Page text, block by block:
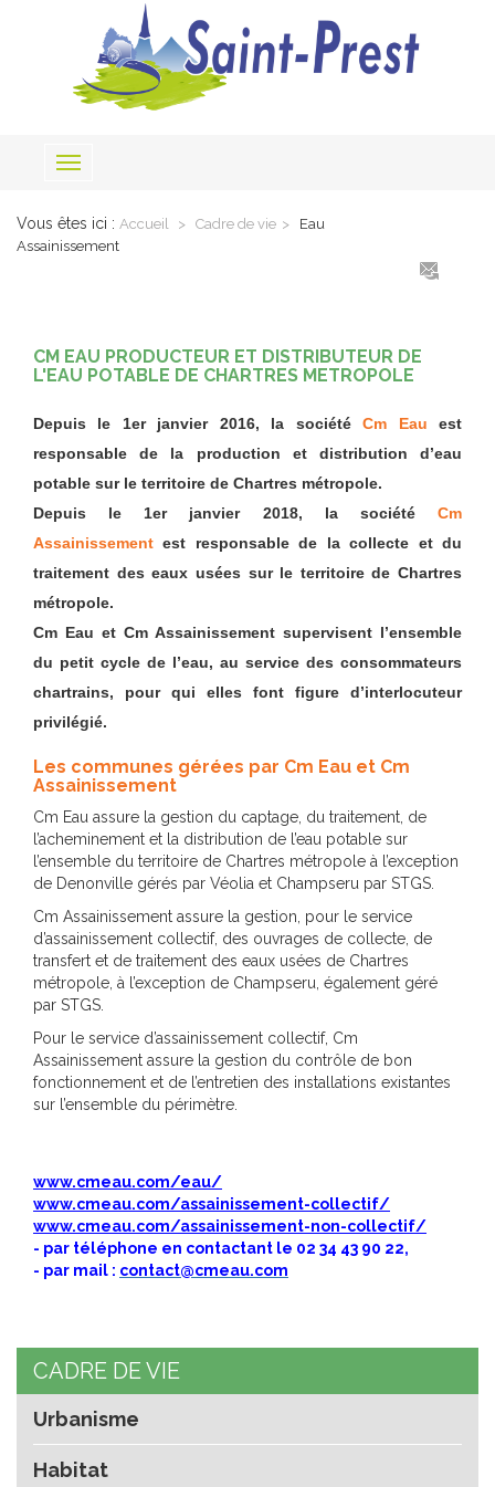
Toggle
Vous êtes ici : Accueil Cadre de vie
Eau
Assainissement
CM EAU PRODUCTEUR ET DISTRIBUTEUR DE
L'EAU POTABLE DE CHARTRES METROPOLE
Depuis le 1er janvier 2016, la sociétéCm Eauest
responsable de la production et distribution d’eau
potable sur le territoire de Chartres métropole.
Depuis le 1er janvier 2018, la société Cm
Assainissement est responsable de la collecte et du
traitement des eaux usées sur le territoire de Chartres
métropole.
Cm Eau et Cm Assainissement supervisent l’ensemble
du petit cycle de l’eau, au service des consommateurs
chartrains, pour qui elles font figure d’interlocuteur
privilégié.
Les communes gérées par Cm Eau et Cm
Assainissement
Cm Eau assure la gestion du captage, du traitement, de
l’acheminement et la distribution de l’eau potable sur
l’ensemble du territoire de Chartres métropole à l’exception
de Denonville gérés par Véolia et Champseru par STGS.
Cm Assainissement assure la gestion, pour le service
d’assainissement collectif, des ouvrages de collecte, de
transfert et de traitement des eaux usées de Chartres
métropole, à l’exception de Champseru, également géré
par STGS.
Pour le service d’assainissement collectif, Cm
Assainissement assure la gestion du contrôle de bon
fonctionnement et de l’entretien des installations existantes
sur l’ensemble du périmètre.
www.cmeau.com/eau/
www.cmeau.com/assainissement-collectif/
www.cmeau.com/assainissement-non-collectif/
- par téléphone en contactant le 02 34 43 90 22,
- par mail : contact@cmeau.com
CADRE DE VIE
Urbanisme
Habitat